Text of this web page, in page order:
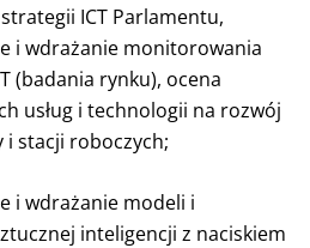
ICT Parlamentu,
i wdrażanie monitorowania
(badania rynku), ocena
usług i technologii na rozwój
stacji roboczych;
i wdrażanie modeli i
inteligencji z naciskiem